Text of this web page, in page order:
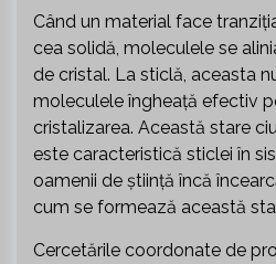
Când un material face
cea solidă, moleculele se
de cristal. La sticlă, aceasta
moleculele îngheață efectiv
cristalizarea. Această stare
este caracteristică sticlei în
oamenii de știință încă
cum se formează această
Cercetările coordonate de